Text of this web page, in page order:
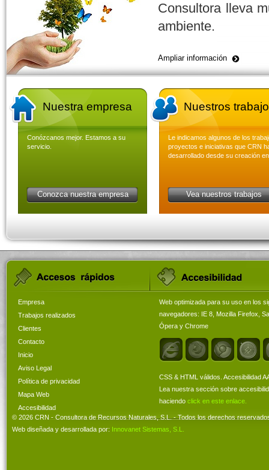
Consultora lleva
ambiente.
Ampliar información
Nuestra empresa
Conózcanos mejor. Estamos a su
servicio.
Conozca nuestra empresa
Nuestros
Le indicamos algunos de los
proyectos e iniciativas que CRN
desarrollado desde su creación
Vea nuestros trabajos
Empresa
Trabajos realizados
Clientes
Contacto
Inicio
Aviso Legal
Política de privacidad
Mapa Web
Accesibilidad
Web optimizada para su uso en los
navegadores: IE 8, Mozilla Firefox,
Ópera y Chrome
CSS & HTML válidos. Accesibilidad
Lea nuestra sección sobre
haciendo click en este enlace.
© 2026 CRN - Consultora de Recursos Naturales, S.L. - Todos los derechos
Web diseñada y desarrollada por: Innovanet Sistemas, S.L.